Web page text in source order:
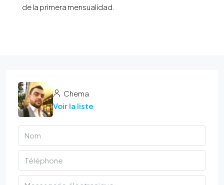
de la primera mensualidad.
Chema
Voir la liste